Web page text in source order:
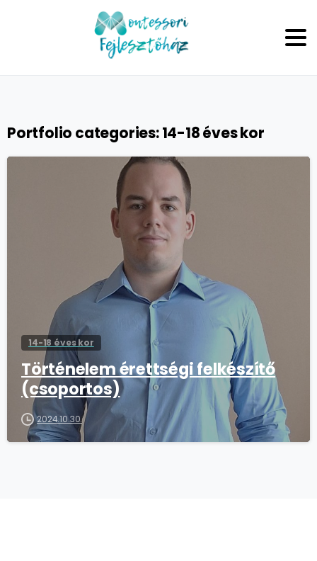
Portfolio categories:14-18 éves kor
14-18 éves kor
Történelem érettségi felkészítő
(csoportos)
2024.10.30.